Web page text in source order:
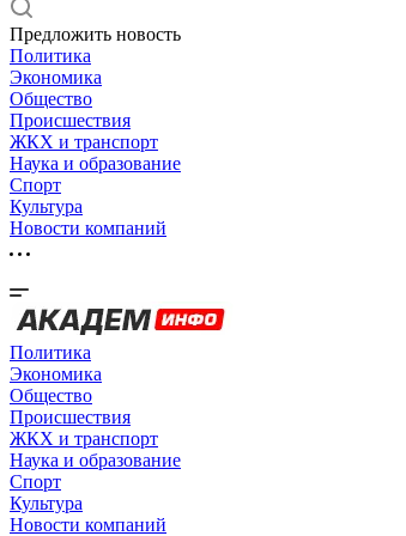
Предложить новость
Политика
Экономика
Общество
Происшествия
ЖКХ и транспорт
Наука и образование
Спорт
Культура
Новости компаний
Политика
Экономика
Общество
Происшествия
ЖКХ и транспорт
Наука и образование
Спорт
Культура
Новости компаний